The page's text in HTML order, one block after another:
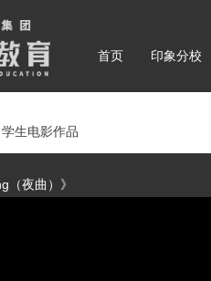
首页 印象分校
生电影作品
（夜曲）》